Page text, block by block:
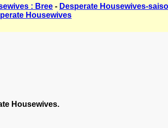
: Bree - Desperate Housewives-
Housewives
Housewives.